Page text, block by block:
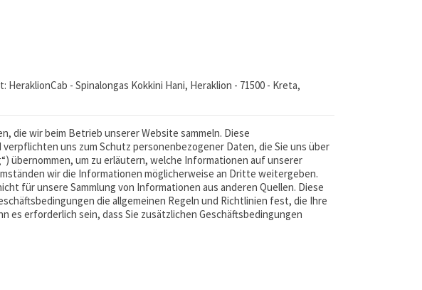
- Spinalongas Kokkini Hani, Heraklion - 71500 - Kreta,
die wir beim Betrieb unserer Website sammeln. Diese
uns zum Schutz personenbezogener Daten, die Sie uns über
übernommen, um zu erläutern, welche Informationen auf unserer
wir die Informationen möglicherweise an Dritte weitergeben.
für unsere Sammlung von Informationen aus anderen Quellen. Diese
die allgemeinen Regeln und Richtlinien fest, die Ihre
es erforderlich sein, dass Sie zusätzlichen Geschäftsbedingungen